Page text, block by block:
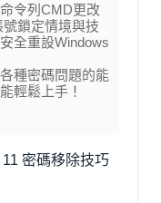
令列CMD更改
鎖定情境與技
全重設Windows
種密碼問題的能
輕鬆上手！
密碼移除技巧